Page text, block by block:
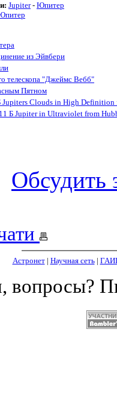
Jupiter- Юпитер
из Эйвбери
телескопа "Джеймс Вебб"
Пятном
Jupiters Clouds in High Definition
Б Jupiter in Ultraviolet from
Обсудить
Астронет| Научная сеть|
вопросы?